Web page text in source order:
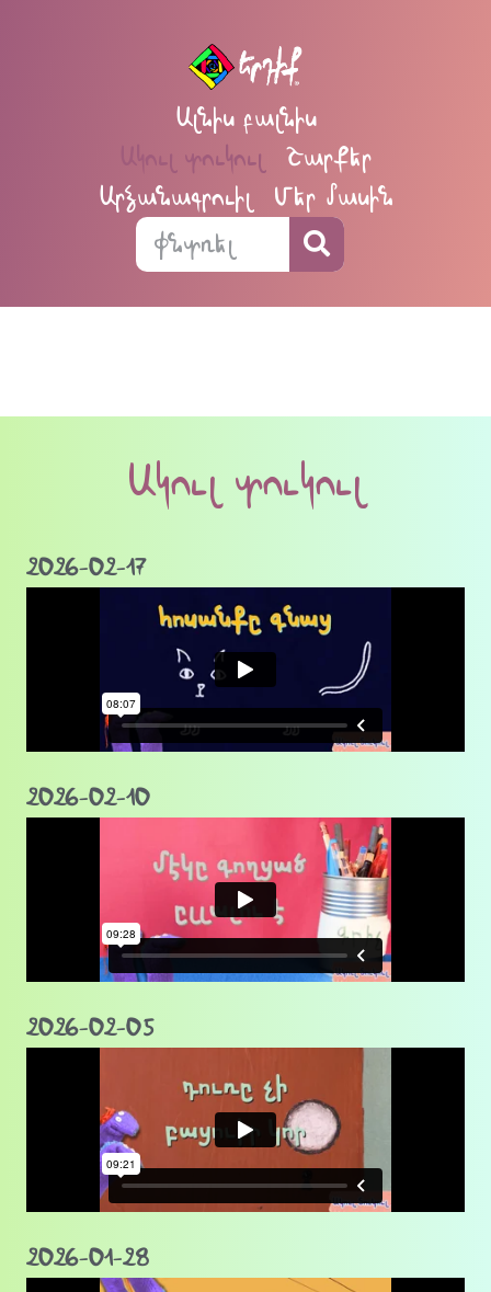
Ալնիս բալնիս
Ակուլ տուկուլ
Շարքեր
Արձանագրուիլ
Մեր մասին
Ակուլ տուկուլ
2026-02-17
2026-02-10
2026-02-05
2026-01-28